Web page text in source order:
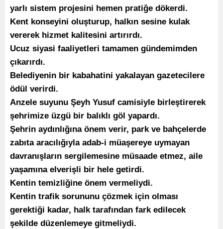
yarlı sistem projesini hemen pratiğe dökerdi.
Kent konseyini oluşturup, halkın sesine kulak
vererek hizmet kalitesini artırırdı.
Ucuz siyasi faaliyetleri tamamen gündemimden
çıkarırdı.
Belediyenin bir kabahatini yakalayan gazetecilere
ödül verirdi.
Anzele suyunu Şeyh Yusuf camisiyle birleştirerek
şehrimize üzgü bir balıklı göl yapardı.
Şehrin aydınlığına önem verir, park ve bahçelerde
zabıta aracılığıyla adab-i müaşereye uymayan
davranışların sergilemesine müsaade etmez, aile
yaşamına elverişli bir hele getirdi.
Kentin temizliğine önem vermeliydi.
Kentin trafik sorununu çözmek için olması
gerektiği kadar, halk tarafından fark edilecek
şekilde düzenlemeye gitmeliydi.